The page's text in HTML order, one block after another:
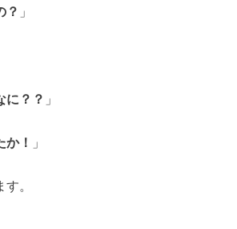
？ 」
に？？ 」
か！ 」
。